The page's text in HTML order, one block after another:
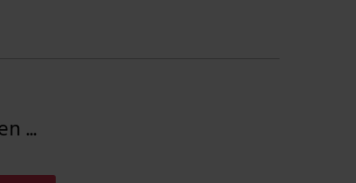
...